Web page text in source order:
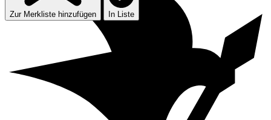
Zur Merkliste hinzufügen In Liste